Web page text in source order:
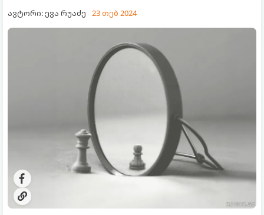
ავტორი: ევა რუაძე 23 თებ 2024